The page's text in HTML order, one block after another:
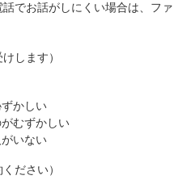
でお話がしにくい場合は、ファ
します）
かしい
むずかしい
いない
ださい）